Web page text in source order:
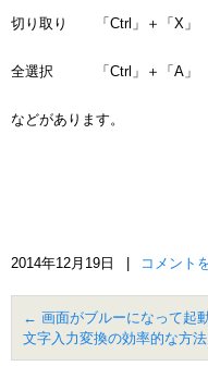
切り取り 「Ctrl」＋「X」
全選択 「Ctrl」＋「A」
などがあります。
2014年12月19日 コメント
← 画面がブルーになって起
文字入力変換の効率的な方